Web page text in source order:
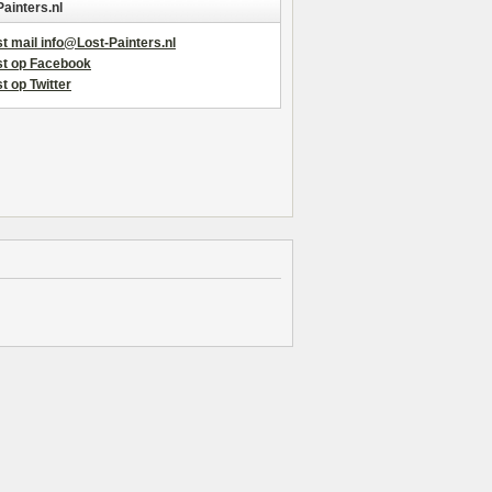
mail info@Lost-Painters.nl
op Facebook
op Twitter